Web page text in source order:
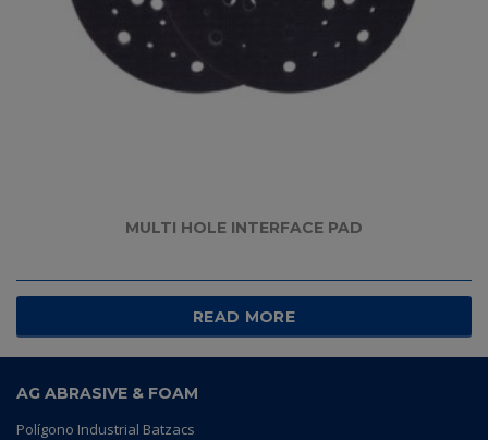
MULTI HOLE INTERFACE PAD
READ MORE
AG ABRASIVE & FOAM
Polígono Industrial Batzacs